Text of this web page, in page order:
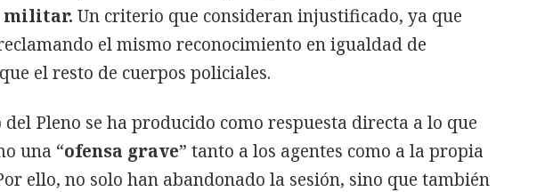
militar. Un criterio que consideran injustificado, ya que
el mismo reconocimiento en igualdad de
el resto de cuerpos policiales.
del Pleno se ha producido como respuesta directa a lo que
una “ofensa grave” tanto a los agentes como a la propia
ello, no solo han abandonado la sesión, sino que también